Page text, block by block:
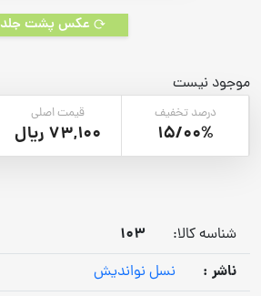
عکس پشت جلد
موجود نیست
درصد تخفیف
15/00%
قیمت اصلی
73,100 ریال
شناسه کالا:
103
ناشر :
نسل نواندیش